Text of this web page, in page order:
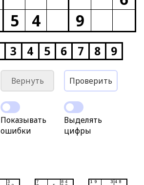
5 4 9
3 4 5 6 7 8 9
Вернуть Проверить
Показывать
ошибки
Выделять
цифры